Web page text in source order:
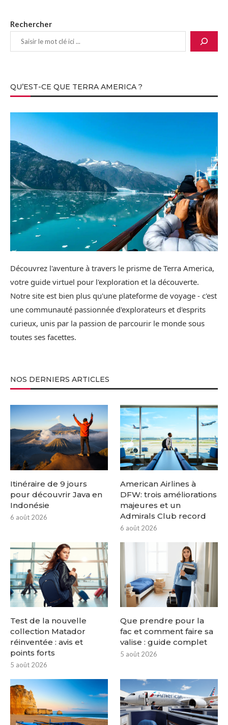
Rechercher
QU’EST-CE QUE TERRA AMERICA ?
Découvrez l'aventure à travers le prisme de Terra America,
votre guide virtuel pour l'exploration et la découverte.
Notre site est bien plus qu'une plateforme de voyage - c'est
une communauté passionnée d'explorateurs et d'esprits
curieux, unis par la passion de parcourir le monde sous
toutes ses facettes.
NOS DERNIERS ARTICLES
Itinéraire de 9 jours
pour découvrir Java en
Indonésie
6 août 2026
American Airlines à
DFW: trois améliorations
majeures et un
Admirals Club record
6 août 2026
Test de la nouvelle
collection Matador
réinventée : avis et
points forts
5 août 2026
Que prendre pour la
fac et comment faire sa
valise : guide complet
5 août 2026